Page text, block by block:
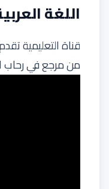
اللغة
قناة التعليمية
من مرجع في رحاب